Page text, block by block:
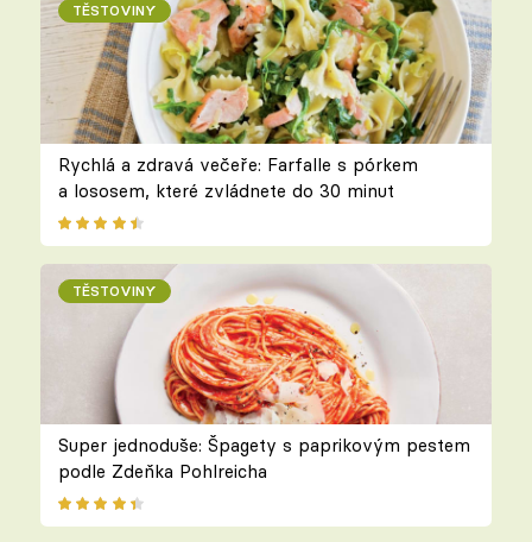
TĚSTOVINY
Rychlá a zdravá večeře: Farfalle s pórkem
a lososem, které zvládnete do 30 minut
TĚSTOVINY
Super jednoduše: Špagety s paprikovým pestem
podle Zdeňka Pohlreicha